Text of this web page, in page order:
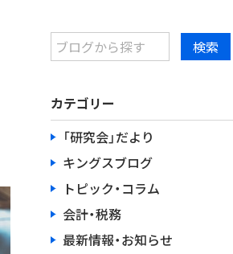
カテゴリー
「研究会」だより
キングスブログ
トピック・コラム
会計・税務
最新情報・お知らせ